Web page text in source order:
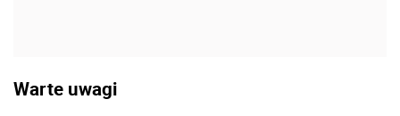
Warte uwagi